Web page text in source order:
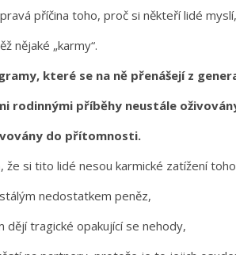
příčina toho, proč si někteří lidé myslí,
nějaké „karmy“.
které se na ně přenášejí z
rodinnými příběhy neustále
do přítomnosti.
že si tito lidé nesou karmické zatížení
nedostatkem peněz,
dějí tragické opakující se nehody,